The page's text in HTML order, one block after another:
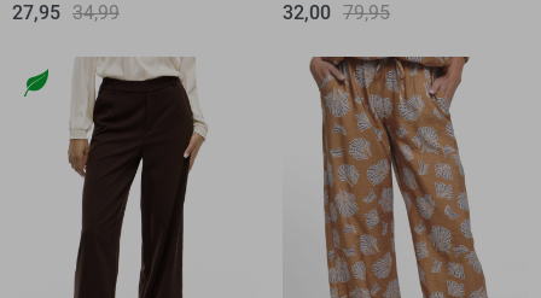
27,95 34,99
32,00 79,95